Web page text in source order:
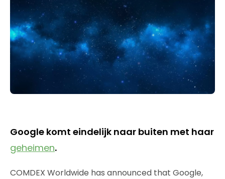
Google komt eindelijk naar buiten met haar
geheimen.
COMDEX Worldwide has announced that Google,